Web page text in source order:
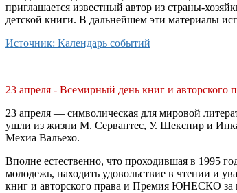
приглашается известный автор из страны-
детской книги. В дальнейшем эти материалы
Источник: Календарь событий
23 апреля - Всемирный день книг и авторского
23 апреля — символическая для мировой
ушли из жизни М. Сервантес, У. Шекспир и
Мехиа Вальехо.
Вполне естественно, что проходившая в 1995
молодежь, находить удовольствие в чтении и
книг и авторского права и Премия ЮНЕСКО за